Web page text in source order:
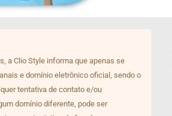
a Clio Style informa que apenas se
e domínio eletrônico oficial, sendo o
tentativa de contato e/ou
domínio diferente, pode ser